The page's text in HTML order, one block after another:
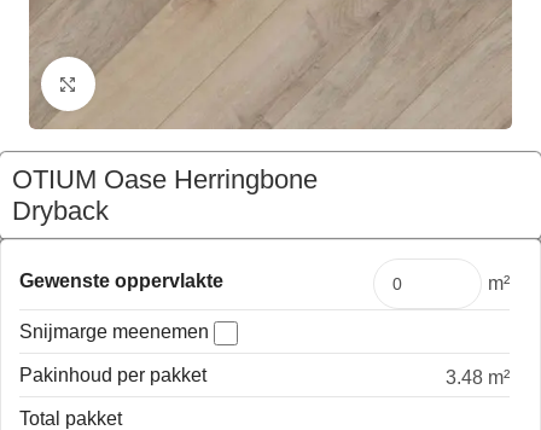
Klik om te vergroten
OTIUM Oase Herringbone
Dryback
€97,09 Pakket
Gewenste oppervlakte m²
Snijmarge meenemen
Pakinhoud per pakket
3.48 m²
Total pakket